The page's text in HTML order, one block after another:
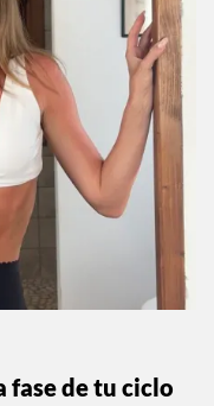
fase de tu ciclo